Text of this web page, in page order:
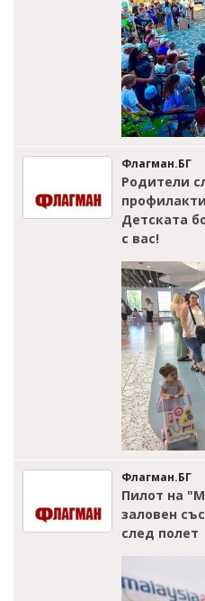
Флагман.БГ
Родители
Детската
с вас!
Флагман.БГ
Пилот на
заловен
след полет